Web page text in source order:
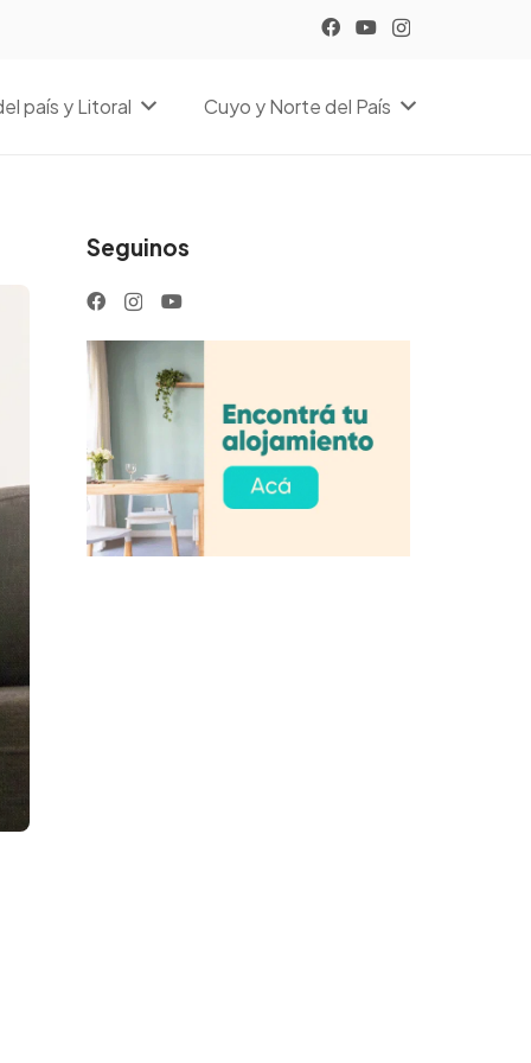
país y Litoral Cuyo y Norte del País
Seguinos